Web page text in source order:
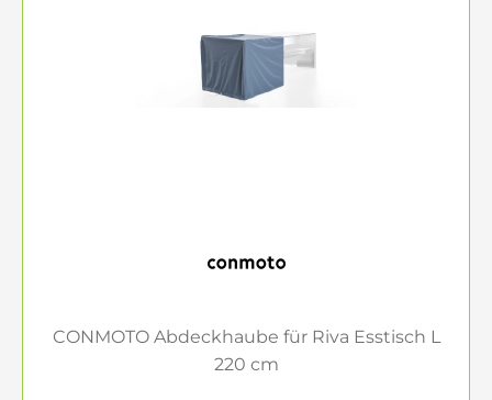
CONMOTO Abdeckhaube für Riva Esstisch L
220 cm